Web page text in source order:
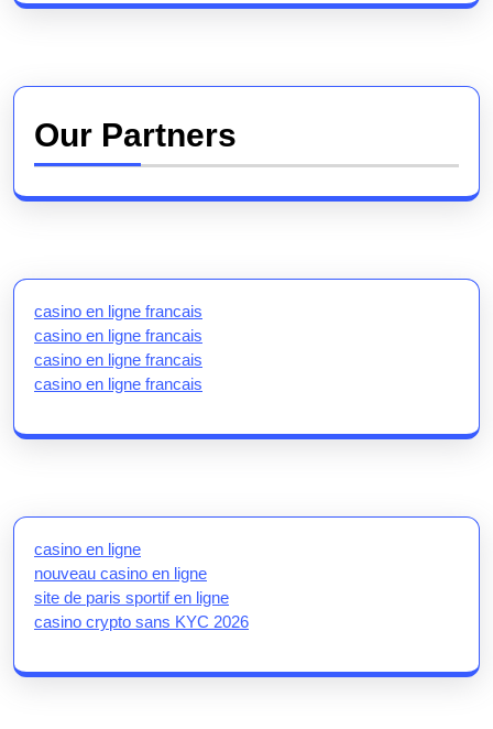
Our Partners
casino en ligne francais
casino en ligne francais
casino en ligne francais
casino en ligne francais
casino en ligne
nouveau casino en ligne
site de paris sportif en ligne
casino crypto sans KYC 2026